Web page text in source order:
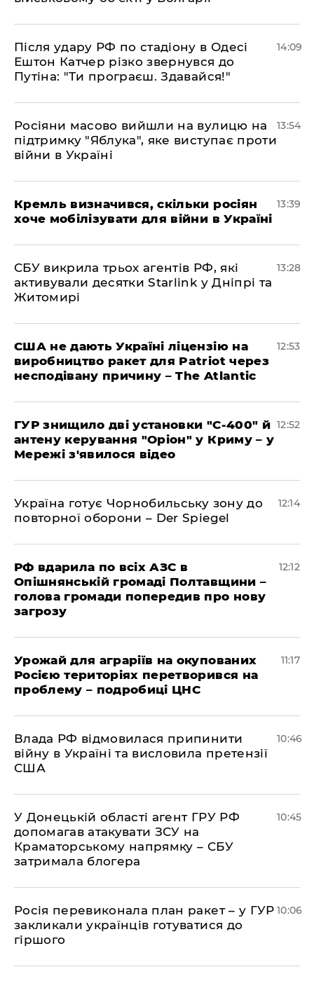
Після удару РФ по стадіону в Одесі
Ештон Катчер різко звернувся до
Путіна: "Ти програєш. Здавайся!"
14:09
Росіяни масово вийшли на вулицю на
підтримку "Яблука", яке виступає проти
війни в Україні
13:54
Кремль визначився, скільки росіян
хоче мобілізувати для війни в Україні
13:39
СБУ викрила трьох агентів РФ, які
активували десятки Starlink у Дніпрі та
Житомирі
13:28
США не дають Україні ліцензію на
виробництво ракет для Patriot через
несподівану причину – The Atlantic
12:53
ГУР знищило дві установки "С-400" й
антену керування "Оріон" у Криму – у
Мережі з'явилося відео
12:52
Україна готує Чорнобильську зону до
повторної оборони – Der Spiegel
12:14
РФ вдарила по всіх АЗС в
Опішнянській громаді Полтавщини –
голова громади попередив про нову
загрозу
12:12
Урожай для аграріїв на окупованих
Росією територіях перетворився на
проблему – подробиці ЦНС
11:17
Влада РФ відмовилася припинити
війну в Україні та висловила претензії
США
10:46
У Донецькій області агент ГРУ РФ
допомагав атакувати ЗСУ на
Краматорському напрямку – СБУ
затримала блогера
10:45
Росія перевиконала план ракет – у ГУР
закликали українців готуватися до
гіршого
10:06